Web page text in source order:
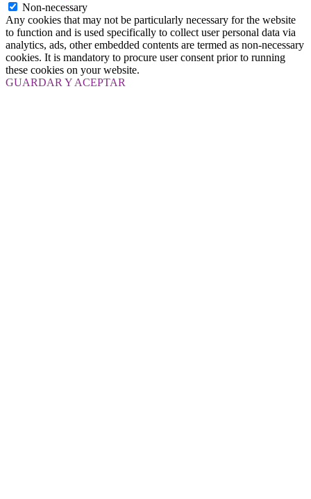
Non-necessary
Any cookies that may not be particularly necessary for the website
to function and is used specifically to collect user personal data via
analytics, ads, other embedded contents are termed as non-necessary
cookies. It is mandatory to procure user consent prior to running
these cookies on your website.
GUARDAR Y ACEPTAR